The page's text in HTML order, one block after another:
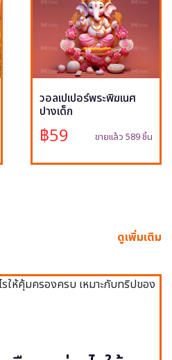
วอลเปเปอร์พระพิฆเนศ
ปางเด็ก
฿59 ขายแล้ว 589 ชิ้น
ดูเพิ่มเติม